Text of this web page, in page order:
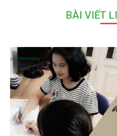
BÀI VIẾT